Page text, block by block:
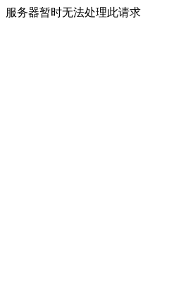
服务器暂时无法处理此请求